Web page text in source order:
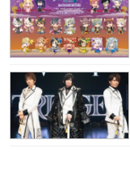
代永 翼 (和泉三月 役)
役)、羽多野 渉 (八乙
(十 龍之介 役)、立花慎
DAY 2
小野賢章 (七瀬 陸 役)
月 役)、KENN (四葉
(百 役)、広瀬裕也 (亥